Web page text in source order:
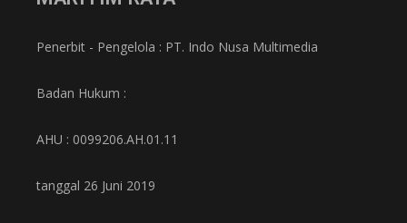
Penerbit - Pengelola : PT. Indo Nusa Multimedia
Badan Hukum :
AHU : 0099206.AH.01.11
tanggal 26 Juni 2019